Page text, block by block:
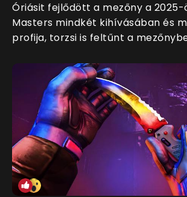
Óriásit fejlődött a mezőny a 2025-
Masters mindkét kihívásában és
profija, torzsi is feltűnt a